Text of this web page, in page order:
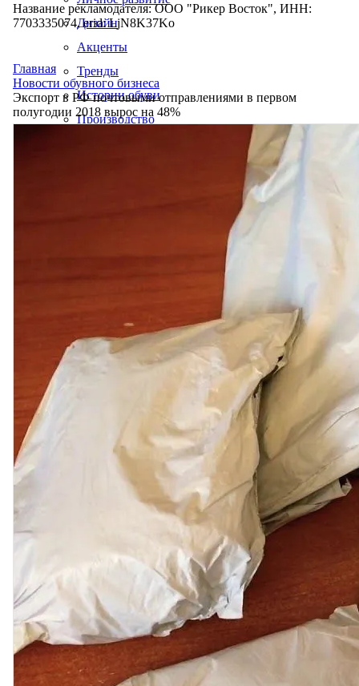
Дизайн
Акценты
Тренды
Истории обуви
Производство
Название рекламодателя: ООО "Рикер Восток", ИНН:
7703335074, erid: LjN8K37Ko
Главная
Новости обувного бизнеса
Экспорт в РФ почтовыми отправлениями в первом
полугодии 2018 вырос на 48%